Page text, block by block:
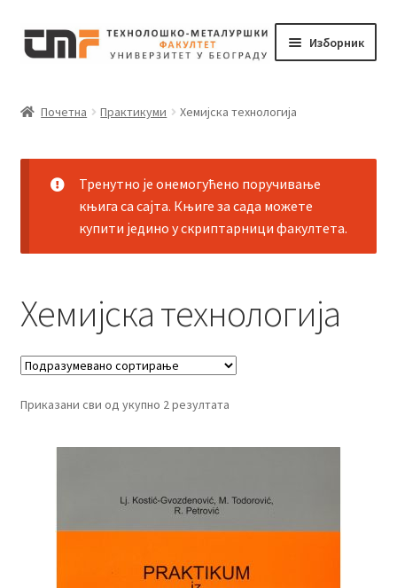
Прескочи
на
Скочи
на
Изборник
Мој налог
Наруџбина
Почетна Практикуми Хемијска технологија
Тренутно је онемогућено поручивање
књига са сајта. Књиге за сада можете
купити једино у скриптарници факултета.
Хемијска технологија
Приказани сви од укупно 2 резултата